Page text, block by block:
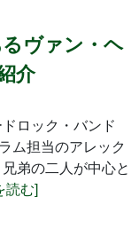
ヴァン・ヘ
介
ロック・バンド
ム担当のアレック
弟の二人が中心と
読む]